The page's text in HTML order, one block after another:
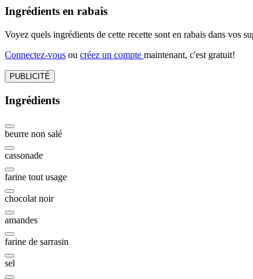
Ingrédients en rabais
Voyez quels ingrédients de cette recette sont en rabais dans vos
Connectez-vous ou créez un compte maintenant, c'est gratuit!
PUBLICITÉ
Ingrédients
beurre non salé
cassonade
farine tout usage
chocolat noir
amandes
farine de sarrasin
sel